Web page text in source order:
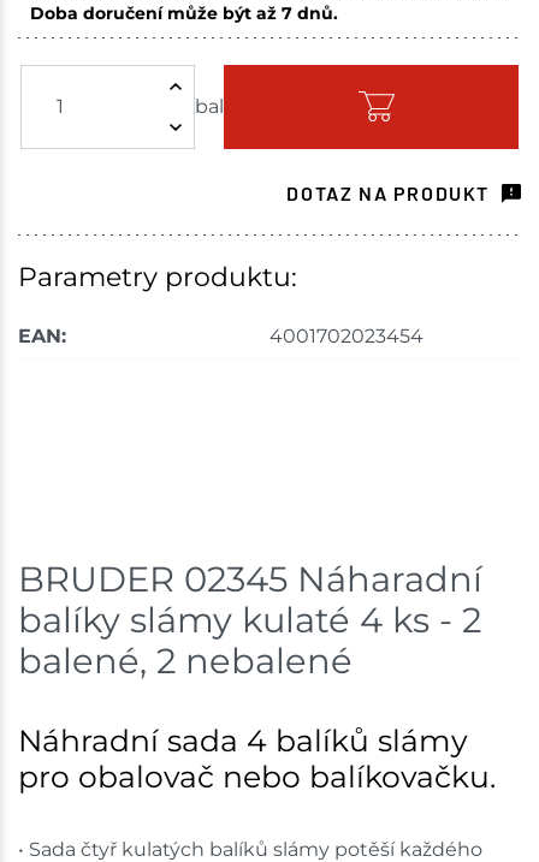
bal
Doba doručení může být až 7 dnů.
Skladem na prodejně - doručení do 7 dnů
Havlíčkův Brod 1 bal
Mohelnice
Skladem na prodejně - doručení do 7 dnů
3 bal
Nové Město
Skladem na prodejně - doručení do 7 dnů
Velká Bíteš
Skladem na prodejně - doručení do 7 dnů
4 bal
DOTAZ NA PRODUKT
Parametry produktu:
EAN: 4001702023454
BRUDER 02345 Náharadní
balíky slámy kulaté 4 ks - 2
balené, 2 nebalené
Náhradní sada 4 balíků slámy
pro obalovač nebo balíkovačku.
• Sada čtyř kulatých balíků slámy potěší každého